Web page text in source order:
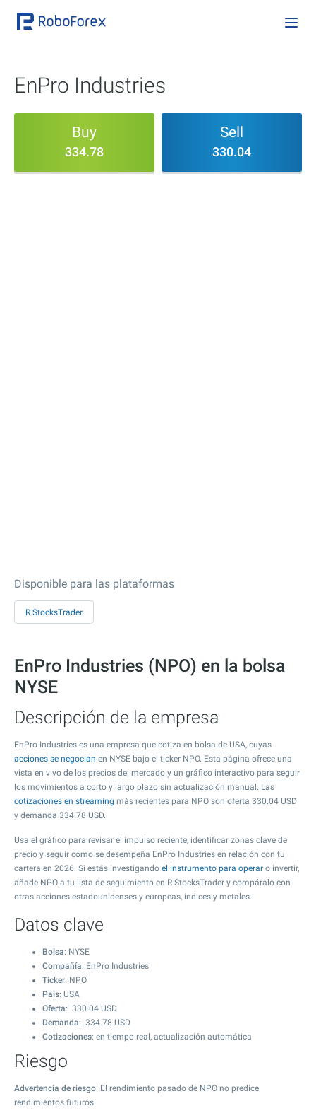
EnPro Industries
Buy
334.78
Sell
330.04
Disponible para las plataformas
R StocksTrader
EnPro Industries (NPO) en la bolsa
NYSE
Descripción de la empresa
EnPro Industries es una empresa que cotiza en bolsa de USA, cuyas
acciones se negocian en NYSE bajo el ticker NPO. Esta página ofrece una
vista en vivo de los precios del mercado y un gráfico interactivo para seguir
los movimientos a corto y largo plazo sin actualización manual. Las
cotizaciones en streaming más recientes para NPO son oferta 330.04 USD
y demanda 334.78 USD.
Usa el gráfico para revisar el impulso reciente, identificar zonas clave de
precio y seguir cómo se desempeña EnPro Industries en relación con tu
cartera en 2026. Si estás investigando el instrumento para operar o invertir,
añade NPO a tu lista de seguimiento en R StocksTrader y compáralo con
otras acciones estadounidenses y europeas, índices y metales.
Datos clave
Bolsa: NYSE
Compañía: EnPro Industries
Ticker: NPO
País: USA
Oferta: 330.04 USD
Demanda: 334.78 USD
Cotizaciones: en tiempo real, actualización automática
Riesgo
Advertencia de riesgo: El rendimiento pasado de NPO no predice
rendimientos futuros.